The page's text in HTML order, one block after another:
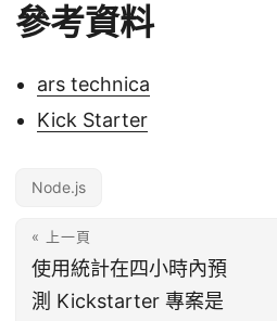
參考資料
ars technica
Kick Starter
Node.js
« 上一頁
使用統計在四小時內預
測 Kickstarter 專案是